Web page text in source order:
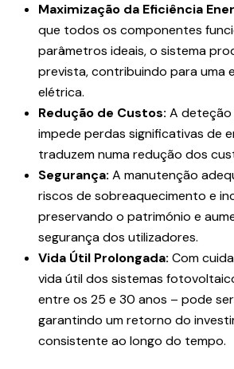
Maximização da Eficiência
que todos os componentes
parâmetros ideais, o sistema
prevista, contribuindo para uma
elétrica.
Redução de Custos: A deteção
impede perdas significativas de
traduzem numa redução dos
Segurança: A manutenção
riscos de sobreaquecimento e
preservando o património e
segurança dos utilizadores.
Vida Útil Prolongada: Com
vida útil dos sistemas
entre os 25 e 30 anos – pode
garantindo um retorno do
consistente ao longo do tempo.